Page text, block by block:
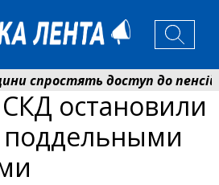
спростять доступ до пенсій
відпочинку дітей із
остановили
поддельными